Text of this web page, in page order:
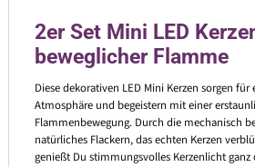
2er Set Mini LED
beweglicher Flamme
Diese dekorativen LED Mini Kerzen sorgen
Atmosphäre und begeistern mit einer
Flammenbewegung. Durch die mechanisch
natürliches Flackern, das echten Kerzen
genießt Du stimmungsvolles Kerzenlicht